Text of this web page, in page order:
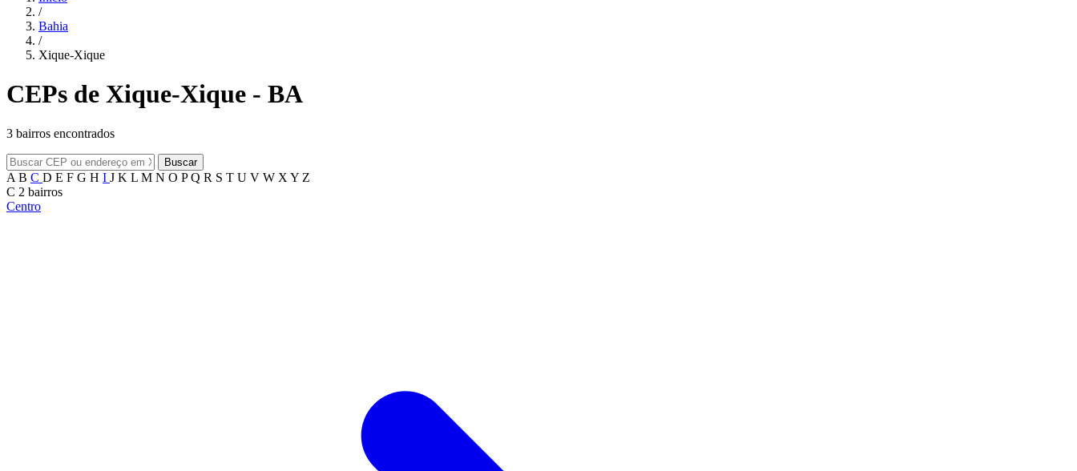
/
Bahia
/
Xique-Xique
CEPs de Xique-Xique - BA
3 bairros encontrados
Buscar
A B C D E F G H I J K L M N O PQ R S T U V W X Y Z
C 2 bairros
Centro